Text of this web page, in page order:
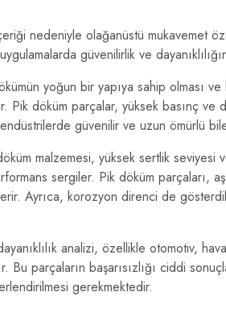
nedeniyle olağanüstü mukavemet
güvenilirlik ve
yoğun bir yapıya sahip olması
Pik döküm parçalar, yüksek basınç ve
güvenilir ve uzun ömürlü
malzemesi, yüksek sertlik
sergiler. Pik döküm parçaları,
Ayrıca, korozyon direnci de
analizi, özellikle otomotiv,
Bu parçaların başarısızlığı ciddi
gerekmektedir.